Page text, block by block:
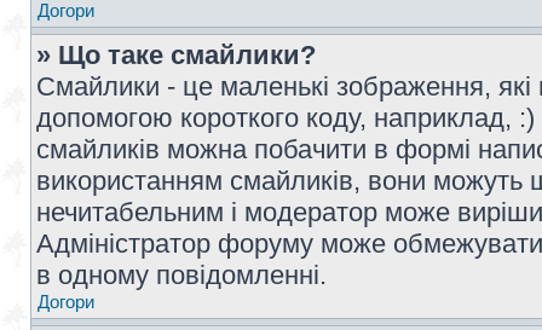
Догори
» Що таке смайлики?
Смайлики - це маленькі зображення, які
допомогою короткого коду, наприклад,
смайликів можна побачити в формі
використанням смайликів, вони
нечитабельним і модератор може
Адміністратор форуму може обмежувати
в одному повідомленні.
Догори